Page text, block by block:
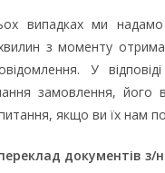
випадках ми
з моменту
У
замовлення, його
якщо ви їх нам
документів з/